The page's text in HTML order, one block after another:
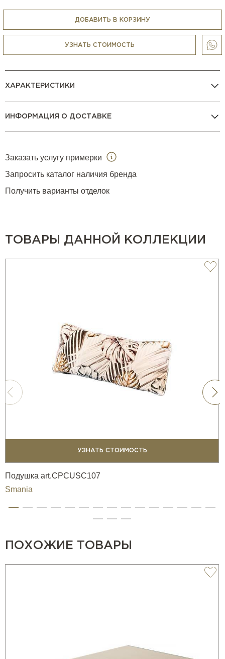
ДОБАВИТЬ В КОРЗИНУ
УЗНАТЬ СТОИМОСТЬ
ХАРАКТЕРИСТИКИ
ИНФОРМАЦИЯ О ДОСТАВКЕ
Заказать услугу примерки
Запросить каталог наличия бренда
Получить варианты отделок
ТОВАРЫ ДАННОЙ КОЛЛЕКЦИИ
УЗНАТЬ СТОИМОСТЬ
Подушка art.CPCUSC107
Smania
ПОХОЖИЕ ТОВАРЫ